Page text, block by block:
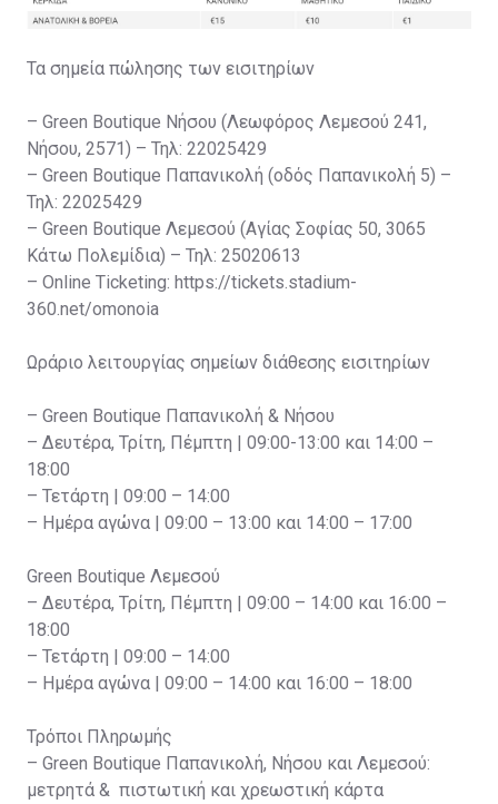
Τα σημεία πώλησης των εισιτηρίων
– Green Boutique Νήσου (Λεωφόρος Λεμεσού 241,
Νήσου, 2571) – Τηλ: 22025429
– Green Boutique Παπανικολή (οδός Παπανικολή 5) –
Τηλ: 22025429
– Green Boutique Λεμεσού (Αγίας Σοφίας 50, 3065
Κάτω Πολεμίδια) – Τηλ: 25020613
– Online Ticketing: https://tickets.stadium-
360.net/omonoia
Ωράριο λειτουργίας σημείων διάθεσης εισιτηρίων
– Green Boutique Παπανικολή & Νήσου
– Δευτέρα, Τρίτη, Πέμπτη | 09:00-13:00 και 14:00 –
18:00
– Τετάρτη | 09:00 – 14:00
– Ημέρα αγώνα | 09:00 – 13:00 και 14:00 – 17:00
Green Boutique Λεμεσού
– Δευτέρα, Τρίτη, Πέμπτη | 09:00 – 14:00 και 16:00 –
18:00
– Τετάρτη | 09:00 – 14:00
– Ημέρα αγώνα | 09:00 – 14:00 και 16:00 – 18:00
Τρόποι Πληρωμής
– Green Boutique Παπανικολή, Νήσου και Λεμεσού:
μετρητά & πιστωτική και χρεωστική κάρτα